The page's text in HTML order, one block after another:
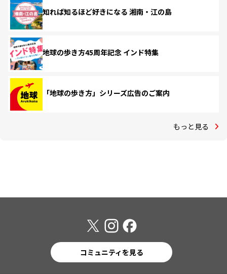
知れば知るほど好きになる 湘南・江の島
地球の歩き方45周年記念 インド特集
「地球の歩き方」シリーズ広告のご案内
もっと見る
コミュニティを見る